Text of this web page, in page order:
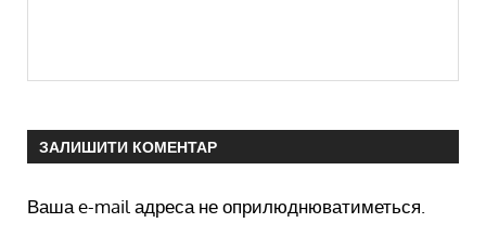
ЗАЛИШИТИ КОМЕНТАР
Ваша e-mail адреса не оприлюднюватиметься.